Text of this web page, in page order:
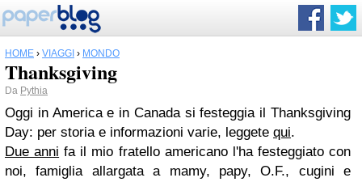
HOME › VIAGGI › MONDO
Thanksgiving
Da Pythia
Oggi in America e in Canada si festeggia il Thanksgiving
Day: per storia e informazioni varie, leggete qui.
Due anni fa il mio fratello americano l'ha festeggiato con
noi, famiglia allargata a mamy, papy, O.F., cugini e